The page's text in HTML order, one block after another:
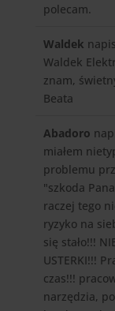
polecam.
Waldek
Waldek
znam,
Beata
Abadoro
miałem
problemu
"szkoda
raczej tego
ryzyko na
się stało!!!
USTERKI!!!
czas!!!
narzędzia,